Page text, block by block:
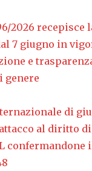
2026 recepisce
7 giugno in
e
genere
di
al diritto
confermandone